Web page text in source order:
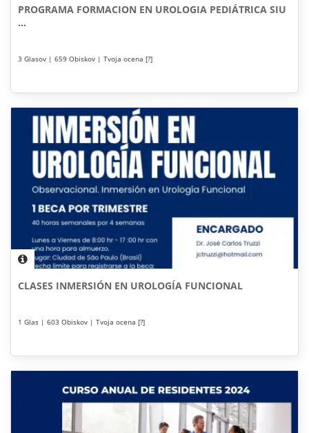
PROGRAMA FORMACION EN UROLOGIA PEDIÁTRICA SIU
...
3 Glasov | 659 Obiskov | Tvoja ocena [?]
CLASES INMERSIÓN EN UROLOGÍA FUNCIONAL
1 Glas | 603 Obiskov | Tvoja ocena [?]